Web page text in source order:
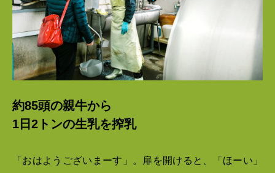
約85頭の親牛から
1日2トンの生乳を搾乳
「おはようございまーす」。扉を開けると、「ほーい」